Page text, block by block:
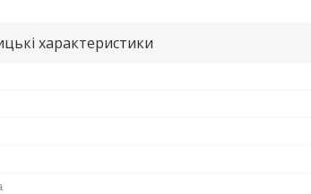
характеристики